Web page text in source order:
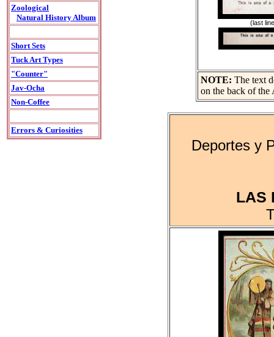
Zoological
Natural History Album
Short Sets
Tuck Art Types
"Counter"
Jav-Ocha
Non-Coffee
Errors & Curiosities
(last
NOTE: The text
on the back of the
Deportes y
LAS